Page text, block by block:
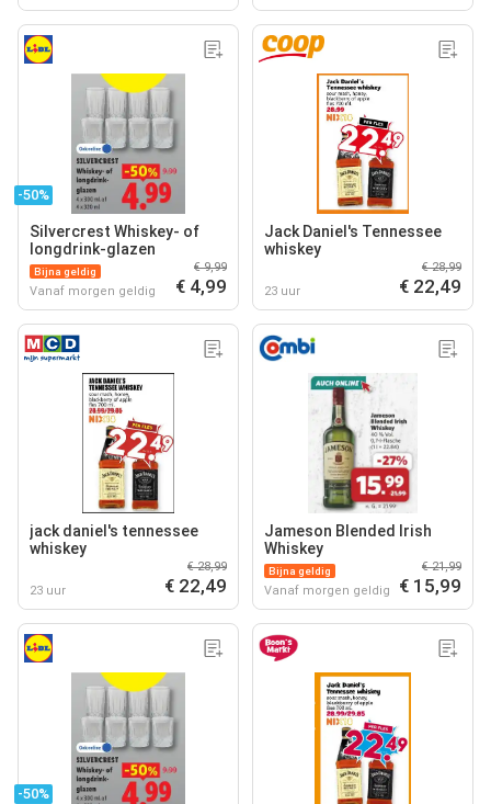
-50%
Silvercrest Whiskey- of
longdrink-glazen
Bijna geldig
Vanaf morgen geldig
€ 9,99
€ 4,99
Jack Daniel's Tennessee
whiskey
23 uur
€ 28,99
€ 22,49
jack daniel's tennessee
whiskey
23 uur
€ 28,99
€ 22,49
Jameson Blended Irish
Whiskey
Bijna geldig
Vanaf morgen geldig
€ 21,99
€ 15,99
-50%